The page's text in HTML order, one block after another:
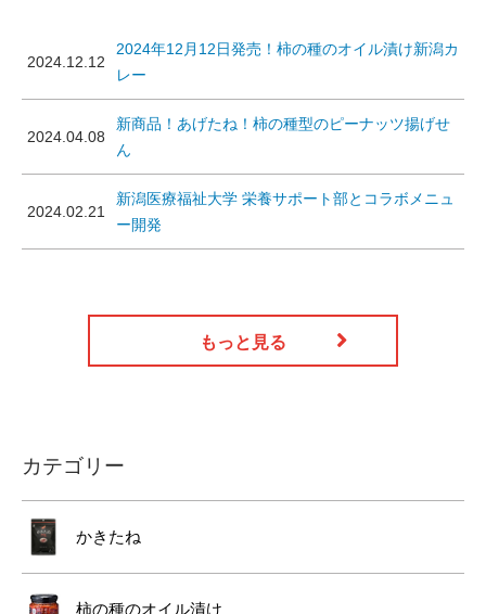
2024.12.12
2024年12月12日発売！柿の種のオイル漬け新潟カ
レー
2024.04.08
新商品！あげたね！柿の種型のピーナッツ揚げせ
ん
2024.02.21
新潟医療福祉大学 栄養サポート部とコラボメニュ
ー開発
もっと見る
カテゴリー
かきたね
柿の種のオイル漬け